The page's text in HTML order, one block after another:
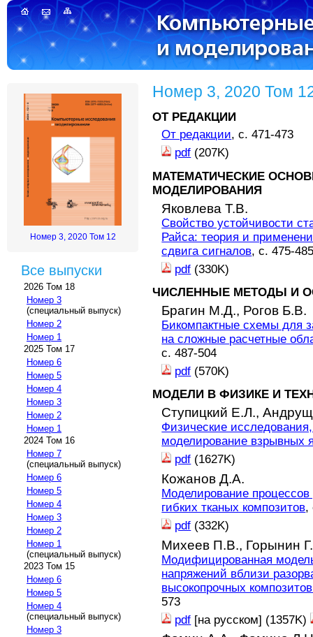
Номер 3, 2020 Том 12
Все выпуски
2026 Том 18
Номер 3
(специальный выпуск)
Номер 2
Номер 1
2025 Том 17
Номер 6
Номер 5
Номер 4
Номер 3
Номер 2
Номер 1
2024 Том 16
Номер 7
(специальный выпуск)
Номер 6
Номер 5
Номер 4
Номер 3
Номер 2
Номер 1
(специальный выпуск)
2023 Том 15
Номер 6
Номер 5
Номер 4
(специальный выпуск)
Номер 3
Номер 3, 2020 Том
ОТ РЕДАКЦИИ
От редакции, с. 471-473
pdf (207K)
МАТЕМАТИЧЕСКИЕ
МОДЕЛИРОВАНИЯ
Яковлева Т.В.
Свойство устойчивости
Райса: теория и
сдвига сигналов, с. 475-
pdf (330K)
ЧИСЛЕННЫЕ МЕТОДЫ И
Брагин М.Д., Рогов Б.В.
Бикомпактные схемы для
на сложные расчетные
с. 487-504
pdf (570K)
МОДЕЛИ В ФИЗИКЕ И
Ступицкий Е.Л.,
Физические
моделирование взрывных
pdf (1627K)
Кожанов Д.А.
Моделирование
гибких тканых композитов,
pdf (332K)
Михеев П.В., Горынин
Модифицированная
напряжений вблизи
высокопрочных
573
pdf [на русском] (1357K)